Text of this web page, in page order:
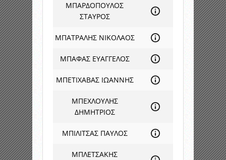
ΜΠΑΡΔΟΠΟΥΛΟΣ
ΣΤΑΥΡΟΣ
ΜΠΑΤΡΑΛΗΣ ΝΙΚΟΛΑΟΣ
ΜΠΑΦΑΣ ΕΥΑΓΓΕΛΟΣ
ΜΠΕΤΙΧΑΒΑΣ ΙΩΑΝΝΗΣ
ΜΠΕΧΛΟΥΛΗΣ
ΔΗΜΗΤΡΙΟΣ
ΜΠΙΛΙΤΣΑΣ ΠΑΥΛΟΣ
ΜΠΛΕΤΣΑΚΗΣ